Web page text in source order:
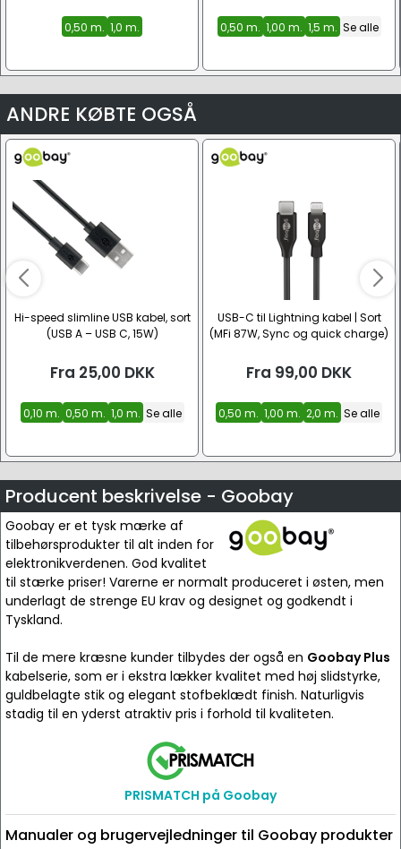
0,50 m. 1,0 m. 0,50 m. 1,00 m. 1,5 m. Se alle
ANDRE KØBTE OGSÅ
Hi-speed slimline USB kabel, sort
(USB A – USB C, 15W)
Fra 25,00 DKK
0,10 m. 0,50 m. 1,0 m. Se alle
USB-C til Lightning kabel | Sort
(MFi 87W, Sync og quick charge)
Fra 99,00 DKK
0,50 m. 1,00 m. 2,0 m. Se alle
Producent beskrivelse - Goobay
Goobay er et tysk mærke af
tilbehørsprodukter til alt inden for
elektronikverdenen. God kvalitet
til stærke priser! Varerne er normalt produceret i østen, men
underlagt de strenge EU krav og designet og godkendt i
Tyskland.
Til de mere kræsne kunder tilbydes der også en Goobay Plus
kabelserie, som er i ekstra lækker kvalitet med høj slidstyrke,
guldbelagte stik og elegant stofbeklædt finish. Naturligvis
stadig til en yderst atraktiv pris i forhold til kvaliteten.
PRISMATCH på Goobay
Manualer og brugervejledninger til Goobay produkter